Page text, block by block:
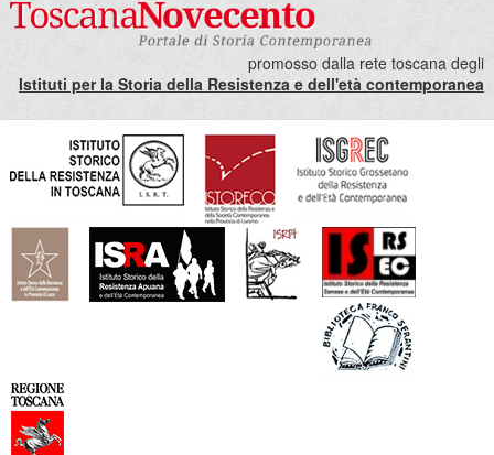
promosso dalla rete toscana degli
Istituti per la Storia della Resistenza e dell'età contemporanea